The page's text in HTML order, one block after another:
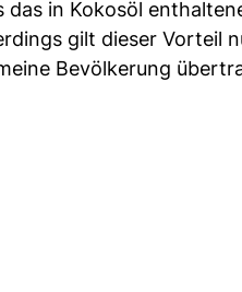
das in Kokosöl
gilt dieser Vorteil
Bevölkerung